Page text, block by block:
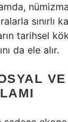
sınırlı
tarihsel
da ele alır.
VE